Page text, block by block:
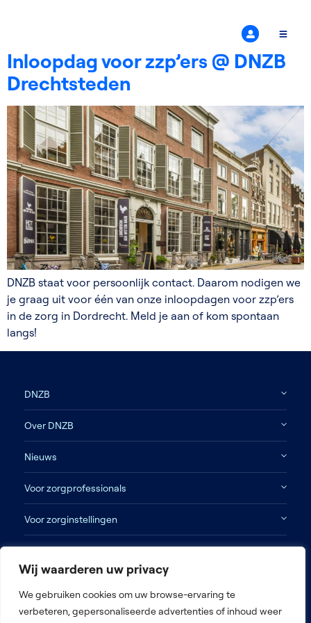
Wij waarderen uw privacy
We gebruiken cookies om uw browse-ervaring te
verbeteren, gepersonaliseerde advertenties of inhoud weer
Drechtsteden
Inloopdag voor zzp’ers @ DNZB
Drechtsteden
DNZB staat voor persoonlijk contact. Daarom nodigen we
je graag uit voor één van onze inloopdagen voor zzp’ers
in de zorg in Dordrecht. Meld je aan of kom spontaan
langs!
DNZB
Over DNZB
Nieuws
Voor zorgprofessionals
Voor zorginstellingen
Contact
Disclaimer
Algemene voorwaarden